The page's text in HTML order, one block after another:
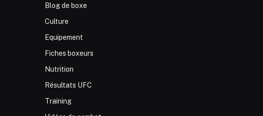
Blog de boxe
Culture
Equipement
Fiches boxeurs
Nutrition
Résultats UFC
Training